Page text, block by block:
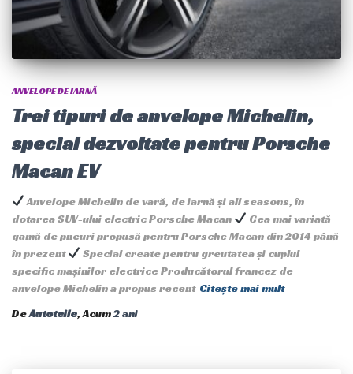
ANVELOPE DE IARNĂ
Trei tipuri de anvelope Michelin,
special dezvoltate pentru Porsche
Macan EV
Anvelope Michelin de vară, de iarnă și all seasons, în
dotarea SUV-ului electric Porsche Macan
Cea mai variată
gamă de pneuri propusă pentru Porsche Macan din 2014 până
în prezent
Special create pentru greutatea și cuplul
specific mașinilor electrice Producătorul francez de
anvelope Michelin a propus recent Citește mai mult
DeAutoteile, Acum2 ani